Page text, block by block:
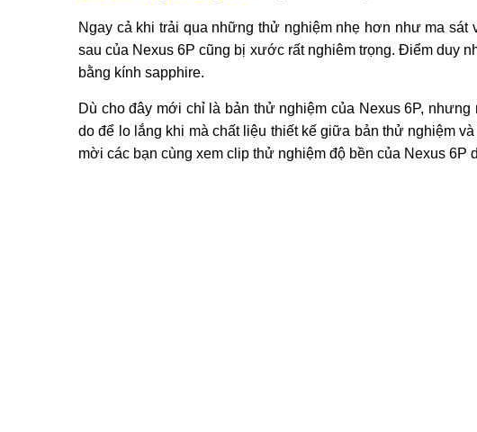
Ngay cả khi trải qua những thử nghiệm nhẹ hơn như ma sát
sau của Nexus 6P cũng bị xước rất nghiêm trọng. Điểm duy
bằng kính sapphire.
Dù cho đây mới chỉ là bản thử nghiệm của Nexus 6P,
do để lo lắng khi mà chất liệu thiết kế giữa bản thử nghiệm
mời các bạn cùng xem clip thử nghiệm độ bền của Nexus 6P